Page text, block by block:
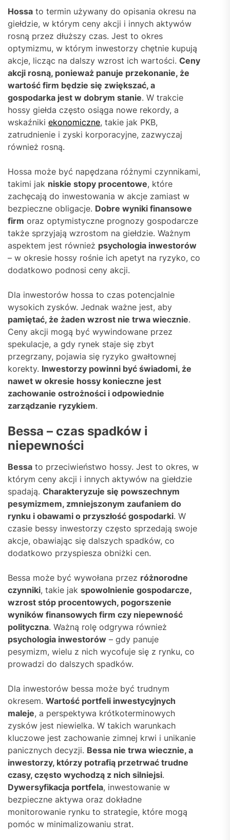
Hossa to termin używany do opisania okresu na
giełdzie, w którym ceny akcji i innych aktywów
rosną przez dłuższy czas. Jest to okres
optymizmu, w którym inwestorzy chętnie kupują
akcje, licząc na dalszy wzrost ich wartości. Ceny
akcji rosną, ponieważ panuje przekonanie, że
wartość firm będzie się zwiększać, a
gospodarka jest w dobrym stanie. W trakcie
hossy giełda często osiąga nowe rekordy, a
wskaźniki ekonomiczne, takie jak PKB,
zatrudnienie i zyski korporacyjne, zazwyczaj
również rosną.
Hossa może być napędzana różnymi czynnikami,
takimi jak niskie stopy procentowe, które
zachęcają do inwestowania w akcje zamiast w
bezpieczne obligacje. Dobre wyniki finansowe
firm oraz optymistyczne prognozy gospodarcze
także sprzyjają wzrostom na giełdzie. Ważnym
aspektem jest również psychologia inwestorów
– w okresie hossy rośnie ich apetyt na ryzyko, co
dodatkowo podnosi ceny akcji.
Dla inwestorów hossa to czas potencjalnie
wysokich zysków. Jednak ważne jest, aby
pamiętać, że żaden wzrost nie trwa wiecznie.
Ceny akcji mogą być wywindowane przez
spekulacje, a gdy rynek staje się zbyt
przegrzany, pojawia się ryzyko gwałtownej
korekty. Inwestorzy powinni być świadomi, że
nawet w okresie hossy konieczne jest
zachowanie ostrożności i odpowiednie
zarządzanie ryzykiem.
Bessa – czas spadków i
niepewności
Bessa to przeciwieństwo hossy. Jest to okres, w
którym ceny akcji i innych aktywów na giełdzie
spadają. Charakteryzuje się powszechnym
pesymizmem, zmniejszonym zaufaniem do
rynku i obawami o przyszłość gospodarki. W
czasie bessy inwestorzy często sprzedają swoje
akcje, obawiając się dalszych spadków, co
dodatkowo przyspiesza obniżki cen.
Bessa może być wywołana przez różnorodne
czynniki, takie jak spowolnienie gospodarcze,
wzrost stóp procentowych, pogorszenie
wyników finansowych firm czy niepewność
polityczna. Ważną rolę odgrywa również
psychologia inwestorów – gdy panuje
pesymizm, wielu z nich wycofuje się z rynku, co
prowadzi do dalszych spadków.
Dla inwestorów bessa może być trudnym
okresem. Wartość portfeli inwestycyjnych
maleje, a perspektywa krótkoterminowych
zysków jest niewielka. W takich warunkach
kluczowe jest zachowanie zimnej krwi i unikanie
panicznych decyzji. Bessa nie trwa wiecznie, a
inwestorzy, którzy potrafią przetrwać trudne
czasy, często wychodzą z nich silniejsi.
Dywersyfikacja portfela, inwestowanie w
bezpieczne aktywa oraz dokładne
monitorowanie rynku to strategie, które mogą
pomóc w minimalizowaniu strat.